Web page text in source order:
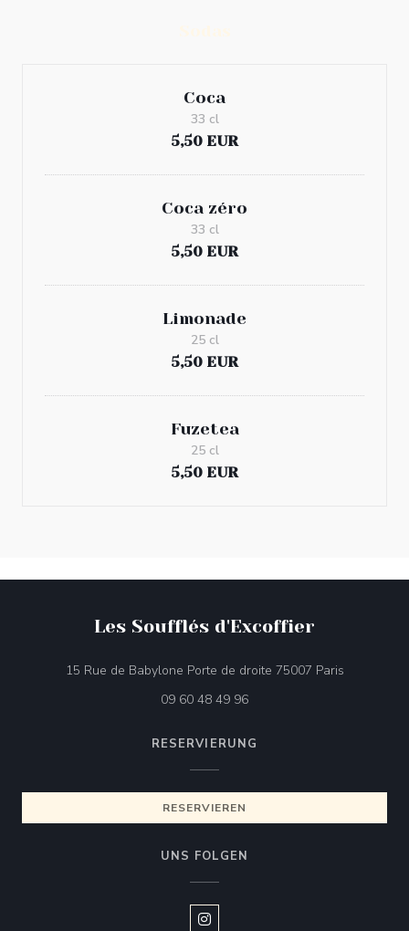
Coca
5,50 EUR
33 cl
Coca zéro
5,50 EUR
33 cl
Limonade
5,50 EUR
25 cl
Fuzetea
5,50 EUR
25 cl
Les Soufflés d'Excoffier
15 Rue de Babylone Porte de droite 75007 Paris((öffnet ein
09 60 48 49 96
RESERVIERUNG
RESERVIEREN
UNS FOLGEN